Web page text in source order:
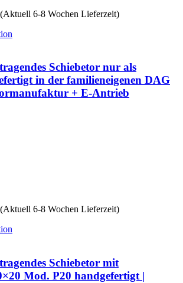
(Aktuell 6-8 Wochen Lieferzeit)
Schiebetor nur als
in der familieneigenen DAG
+ E-Antrieb
(Aktuell 6-8 Wochen Lieferzeit)
Schiebetor mit
Mod. P20 handgefertigt |